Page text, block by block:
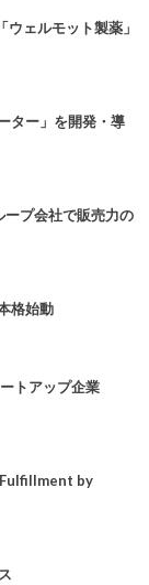
ェルモット製薬」
ター」を開発・導
ープ会社で販売力の
格始動
トアップ企業
Fulfillment by